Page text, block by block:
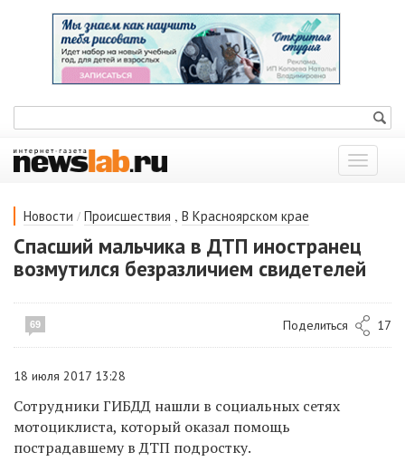
Показать
меню
Новости / Происшествия , В Красноярском крае
Спасший мальчика в ДТП иностранец
возмутился безразличием свидетелей
69 Поделиться 17
18 июля 2017 13:28
Сотрудники ГИБДД нашли в социальных сетях
мотоциклиста, который оказал помощь
пострадавшему в ДТП подростку.